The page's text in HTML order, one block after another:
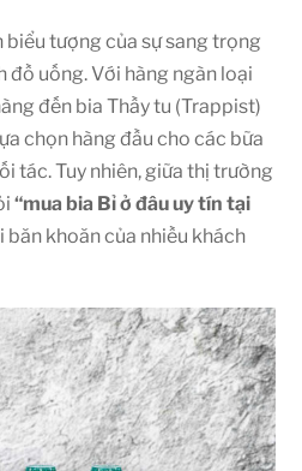
biểu tượng của sự sang trọng
đồ uống. Với hàng ngàn loại
đến bia Thầy tu (Trappist)
chọn hàng đầu cho các bữa
tác. Tuy nhiên, giữa thị trường
“mua bia Bỉ ở đâu uy tín tại
băn khoăn của nhiều khách